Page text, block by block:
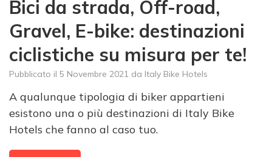
Bici da strada, Off-road,
Gravel, E-bike: destinazioni
ciclistiche su misura per te!
Pubblicato il 5 Novembre 2021 da Italy Bike Hotels
A qualunque tipologia di biker appartieni
esistono una o più destinazioni di Italy Bike
Hotels che fanno al caso tuo.